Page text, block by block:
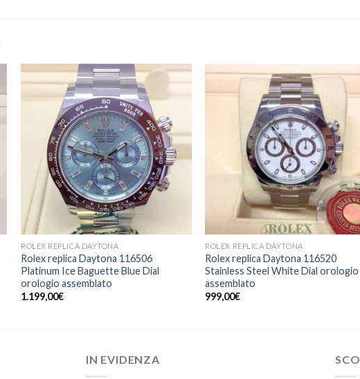
ROLEX REPLICA DAYTONA
Rolex replica Daytona 116506
Platinum Ice Baguette Blue Dial
orologio assemblato
1.199,00€
ROLEX REPLICA DAYTONA
Rolex replica Daytona 116520
Stainless Steel White Dial orologio
assemblato
999,00€
IN EVIDENZA